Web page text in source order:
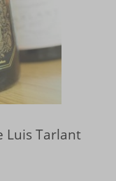
Luis Tarlant